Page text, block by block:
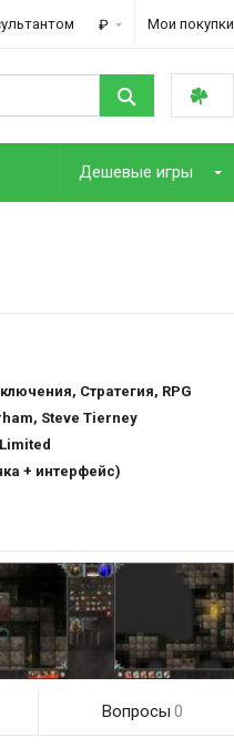
₽ Мои покупки
Дешевые игры
Стратегия, RPG
Steve Tierney
+ интерфейс)
Вопросы 0